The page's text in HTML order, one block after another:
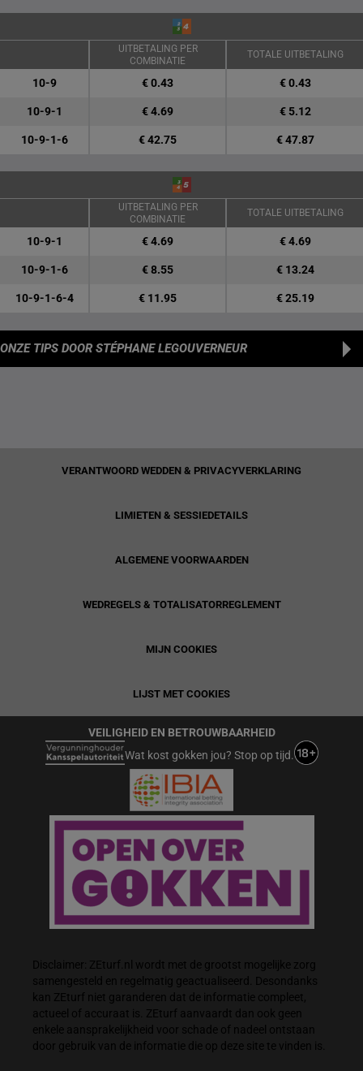
UITBETALING PER
COMBINATIE
TOTALE UITBETALING
10-9 € 0.43 € 0.43
10-9-1 € 4.69 € 5.12
10-9-1-6 € 42.75 € 47.87
UITBETALING PER
COMBINATIE
TOTALE UITBETALING
10-9-1 € 4.69 € 4.69
10-9-1-6 € 8.55 € 13.24
10-9-1-6-4 € 11.95 € 25.19
ONZE TIPS DOOR STÉPHANE LEGOUVERNEUR
VERANTWOORD WEDDEN & PRIVACYVERKLARING
LIMIETEN & SESSIEDETAILS
ALGEMENE VOORWAARDEN
WEDREGELS & TOTALISATORREGLEMENT
MIJN COOKIES
LIJST MET COOKIES
VEILIGHEID EN BETROUWBAARHEID
Wat kost gokken jou? Stop op tijd.
Disclaimer: ZEturf.nl wordt met de grootst mogelijke zorg
samengesteld en regelmatig geactualiseerd. Desondanks
kan ZEturf niet garanderen dat de informatie compleet,
actueel of accuraat is. ZEturf aanvaardt dan ook geen
enkele aansprakelijkheid voor schade of nadeel ontstaan
door gebruik van de informatie die op deze site te vinden is.